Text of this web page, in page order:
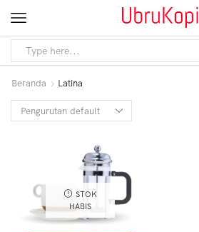
Beranda Latina
STOK
HABIS